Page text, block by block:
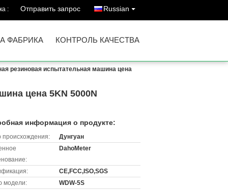
: Отправить запрос Russian
ФАБРИКА КОНТРОЛЬ КАЧЕСТВА
резиновая испытательная машина цена
цена 5KN 5000N
информация о продукте:
происхождения:
Дунгуан
DahoMeter
CE,FCC,ISO,SGS
модели:
WDW-5S